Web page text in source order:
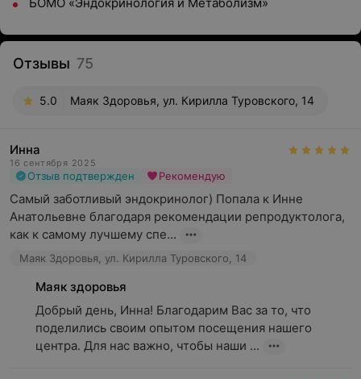
Отзывы 75
5.0 Маяк Здоровья, ул. Кирилла Туровского, 14
Инна
16 сентября 2025
Отзыв подтвержден Рекомендую
Самый заботливый эндокринолог) Попала к Инне
Анатольевне благодаря рекомендации репродуктолога,
как к самому лучшему спе...
Маяк Здоровья, ул. Кирилла Туровского, 14
Маяк здоровья
Добрый день, Инна! Благодарим Вас за то, что
поделились своим опытом посещения нашего
центра. Для нас важно, чтобы наши ...